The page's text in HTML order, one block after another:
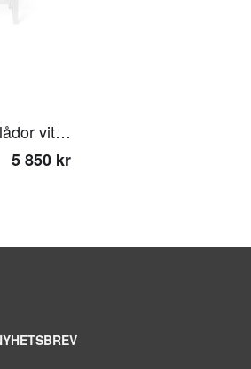
KLINTE Byrå 3+2 lådor vitlack
5 850 kr